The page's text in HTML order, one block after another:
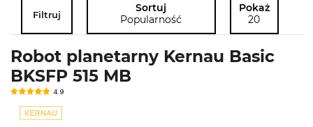
Filtruj
Sortuj
Popularność
Pokaż
20
Robot planetarny Kernau Basic
BKSFP 515 MB
4.9